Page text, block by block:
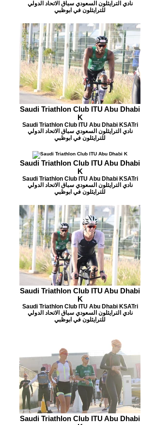
نادي الترايثلون السعودي سباق الاتحاد الدولي
للترايثلون في ابوظبي
Saudi Triathlon Club ITU Abu Dhabi
K
Saudi Triathlon Club ITU Abu Dhabi KSATri
نادي الترايثلون السعودي سباق الاتحاد الدولي
للترايثلون في ابوظبي
Saudi Triathlon Club ITU Abu Dhabi
K
Saudi Triathlon Club ITU Abu Dhabi KSATri
نادي الترايثلون السعودي سباق الاتحاد الدولي
للترايثلون في ابوظبي
Saudi Triathlon Club ITU Abu Dhabi
K
Saudi Triathlon Club ITU Abu Dhabi KSATri
نادي الترايثلون السعودي سباق الاتحاد الدولي
للترايثلون في ابوظبي
Saudi Triathlon Club ITU Abu Dhabi